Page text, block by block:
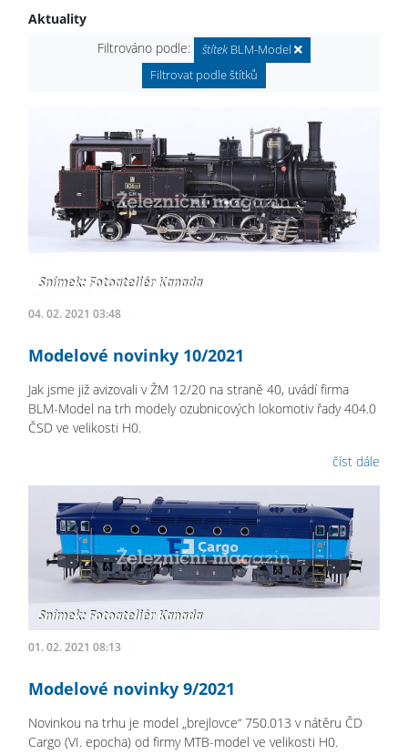
Aktuality
Filtrováno podle:
štítek BLM-Model
Filtrovat podle štítků
04. 02. 2021 03:48
Modelové novinky 10/2021
Jak jsme již avizovali v ŽM 12/20 na straně 40, uvádí firma
BLM-Model na trh modely ozubnicových lokomotiv řady 404.0
ČSD ve velikosti H0.
číst dále
01. 02. 2021 08:13
Modelové novinky 9/2021
Novinkou na trhu je model „brejlovce“ 750.013 v nátěru ČD
Cargo (VI. epocha) od firmy MTB-model ve velikosti H0.